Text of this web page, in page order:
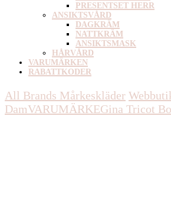
PRESENTSET HERR
ANSIKTSVÅRD
DAGKRÄM
NATTKRÄM
ANSIKTSMASK
HÅRVÅRD
VARUMÄRKEN
RABATTKODER
All Brands Mårkeskläder
DamVARUMÄRKEGina Tricot